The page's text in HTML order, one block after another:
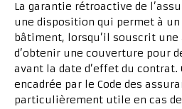
La garantie rétroactive de
une disposition qui permet à
bâtiment, lorsqu’il souscrit une
d’obtenir une couverture pour
avant la date d’effet du
encadrée par le Code des
particulièrement utile en cas